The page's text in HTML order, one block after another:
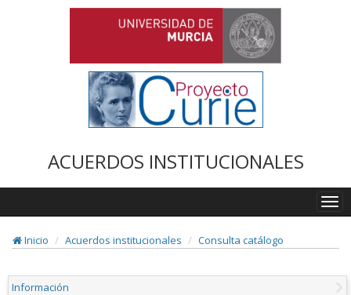
ACUERDOS INSTITUCIONALES
Inicio
Acuerdos institucionales Consulta catálogo
Información